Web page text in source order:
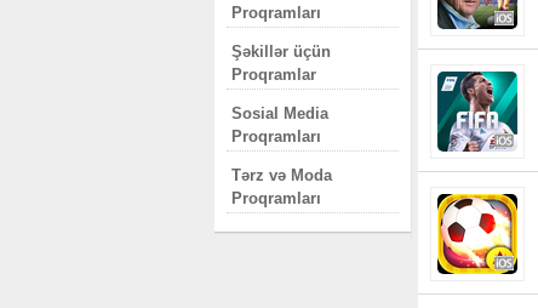
Proqramları
Şəkillər üçün
Proqramlar
Sosial Media
Proqramları
Tərz və Moda
Proqramları